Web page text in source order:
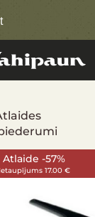
Atlaide -57%
Ietaupījums 17.00 €